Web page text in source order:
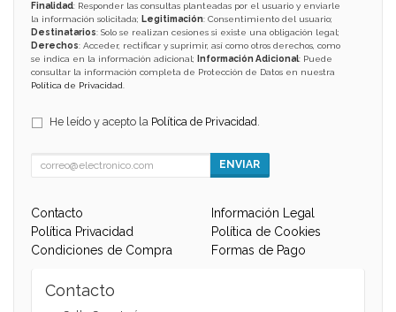
Finalidad: Responder las consultas planteadas por el usuario y enviarle
la información solicitada; Legitimación: Consentimiento del usuario;
Destinatarios: Solo se realizan cesiones si existe una obligación legal;
Derechos: Acceder, rectificar y suprimir, así como otros derechos, como
se indica en la información adicional;
Información Adicional: Puede
consultar la información completa de Protección de Datos en nuestra
Política de Privacidad
He leído y acepto la Política de Privacidad.
ENVIAR
Contacto
Información Legal
Política Privacidad
Política de Cookies
Condiciones de Compra
Formas de Pago
Contacto